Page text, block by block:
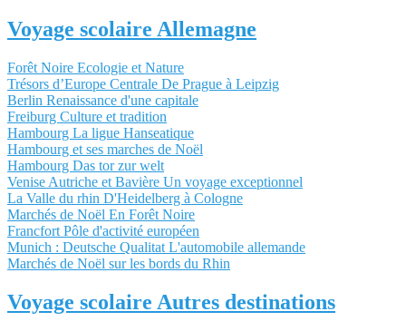
Voyage scolaire Allemagne
Forêt Noire Ecologie et Nature
Trésors d’Europe Centrale De Prague à Leipzig
Berlin Renaissance d'une capitale
Freiburg Culture et tradition
Hambourg La ligue Hanseatique
Hambourg et ses marches de Noël
Hambourg Das tor zur welt
Venise Autriche et Bavière Un voyage exceptionnel
La Valle du rhin D'Heidelberg à Cologne
Marchés de Noël En Forêt Noire
Francfort Pôle d'activité européen
Munich : Deutsche Qualitat L'automobile allemande
Marchés de Noël sur les bords du Rhin
Voyage scolaire Autres destinations